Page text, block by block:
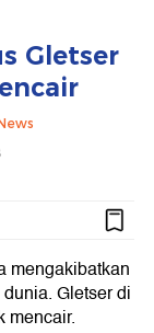
Gletser
mengakibatkan
Gletser di
mencair.